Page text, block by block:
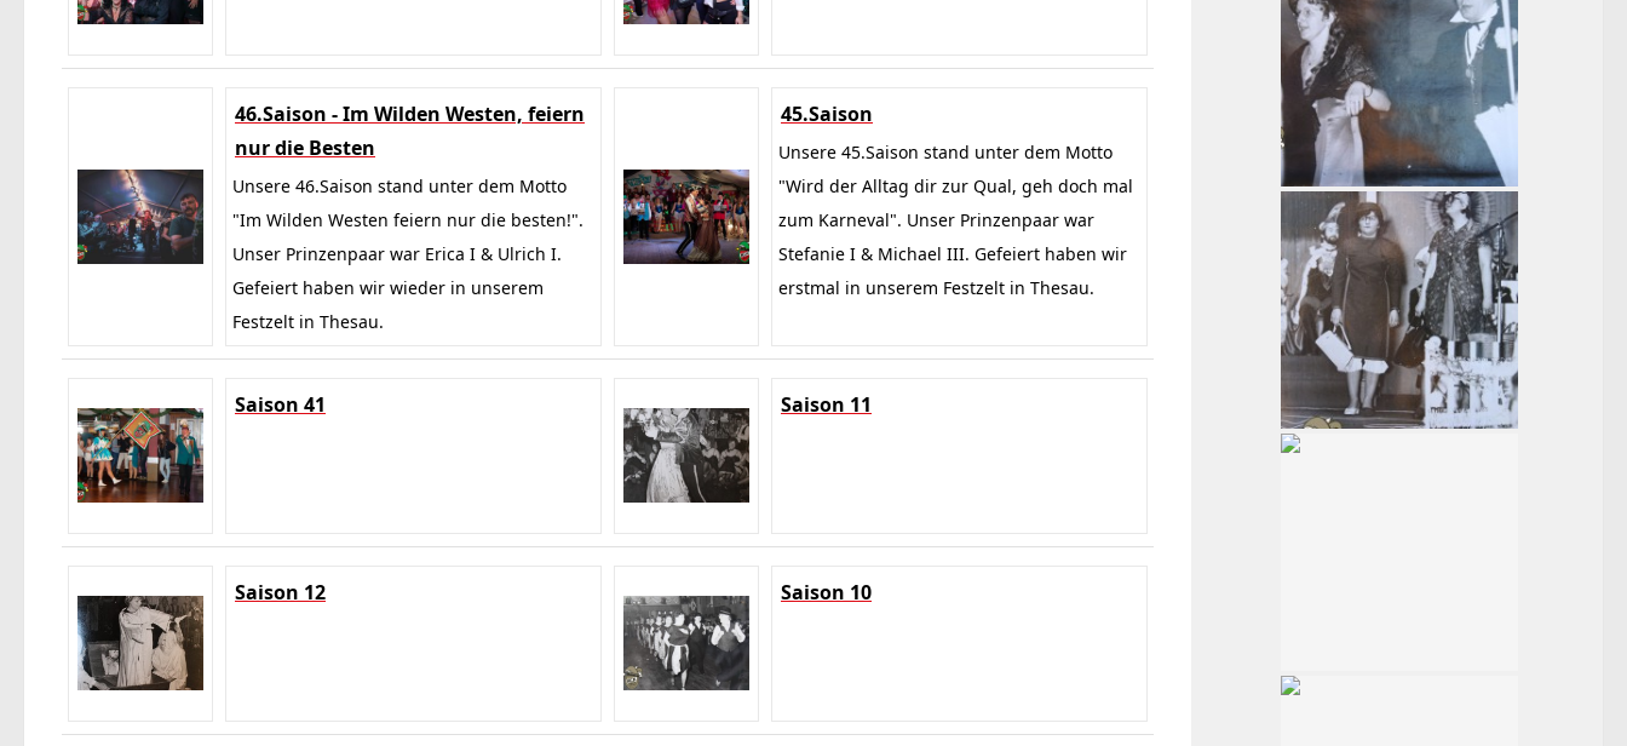
46.Saison - Im Wilden Westen, feiern
nur die Besten
Unsere 46.Saison stand unter dem Motto
"Im Wilden Westen feiern nur die besten!".
Unser Prinzenpaar war Erica I & Ulrich I.
Gefeiert haben wir wieder in unserem
Festzelt in Thesau.
45.Saison
Unsere 45.Saison stand unter dem Motto
"Wird der Alltag dir zur Qual, geh doch mal
zum Karneval". Unser Prinzenpaar war
Stefanie I & Michael III. Gefeiert haben wir
erstmal in unserem Festzelt in Thesau.
Saison 41 Saison 11
Saison 12 Saison 10